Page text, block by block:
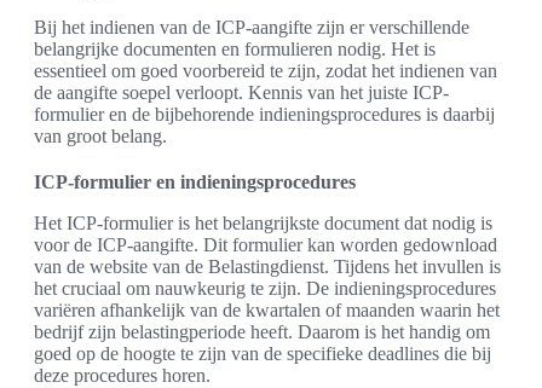
Bij het indienen van de ICP-aangifte zijn er verschillende
belangrijke documenten en formulieren nodig. Het is
essentieel om goed voorbereid te zijn, zodat het indienen van
de aangifte soepel verloopt. Kennis van het juiste ICP-
formulier en de bijbehorende indieningsprocedures is daarbij
van groot belang.
ICP-formulier en indieningsprocedures
Het ICP-formulier is het belangrijkste document dat nodig is
voor de ICP-aangifte. Dit formulier kan worden gedownload
van de website van de Belastingdienst. Tijdens het invullen is
het cruciaal om nauwkeurig te zijn. De indieningsprocedures
variëren afhankelijk van de kwartalen of maanden waarin het
bedrijf zijn belastingperiode heeft. Daarom is het handig om
goed op de hoogte te zijn van de specifieke deadlines die bij
deze procedures horen.